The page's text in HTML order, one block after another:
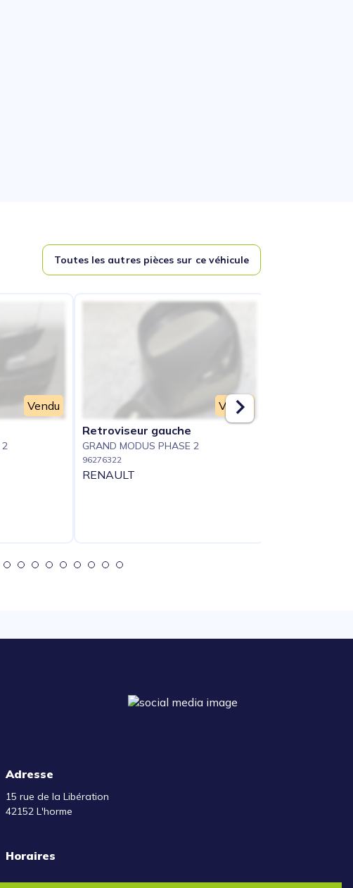
Toutes les autres pièces sur ce véhicule
Vendu
2
Vendu
Retroviseur gauche
GRAND MODUS PHASE 2
96276322
RENAULT
Adresse
15 rue de la Libération
42152 L'horme
Horaires